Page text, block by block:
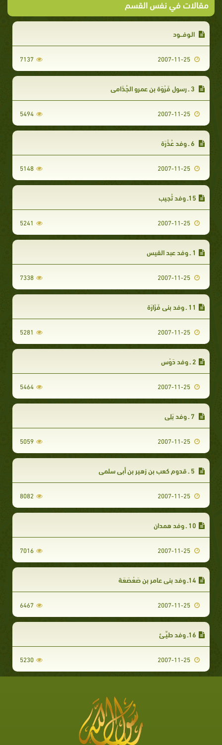
مقالات في نفس القسم
الـوفـــود
7137
5494
5148
15ـ وفد تُجِيب‏
5241
1 ـ وفد عبد القيس‏
7338
11 ـ وفد بني فَزَارَة‏
5281
2 ـ وفد دَوْس‏
5464
5059
8082
10 ـ وفد همدان‏
7016
14ـ وفد بني عامر بن صَعْصَعَة‏
6467
16ـ وفد طيِّـئ‏
5230